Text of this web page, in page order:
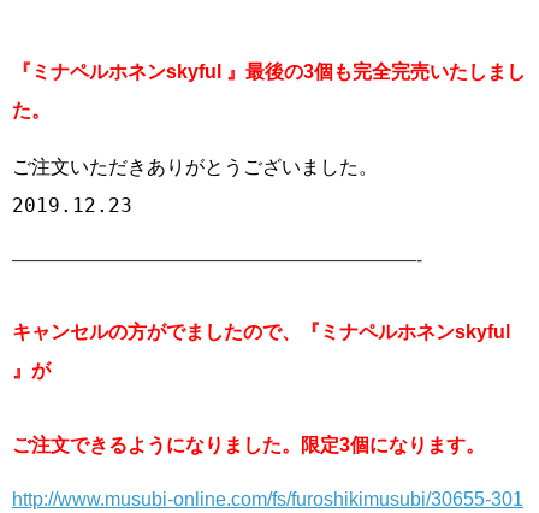
『ミナペルホネンskyful 』最後の3個も完全完売いたしまし
た。
ご注文いただきありがとうございました。
2019.12.23
—————————————————————-
キャンセルの方がでましたので、
『ミナペルホネンskyful
』が
ご注文できるようになりました。限定3個になります。
http://www.musubi-online.com/fs/furoshikimusubi/30655-301